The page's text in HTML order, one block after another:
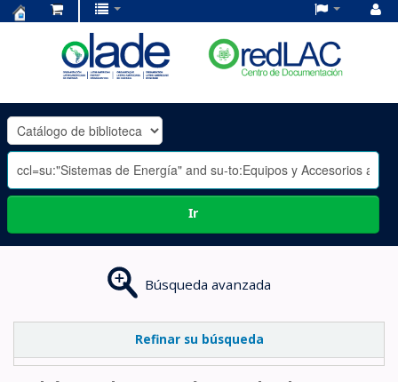
OLADE
-
Ir
Búsqueda avanzada
Refinar su búsqueda